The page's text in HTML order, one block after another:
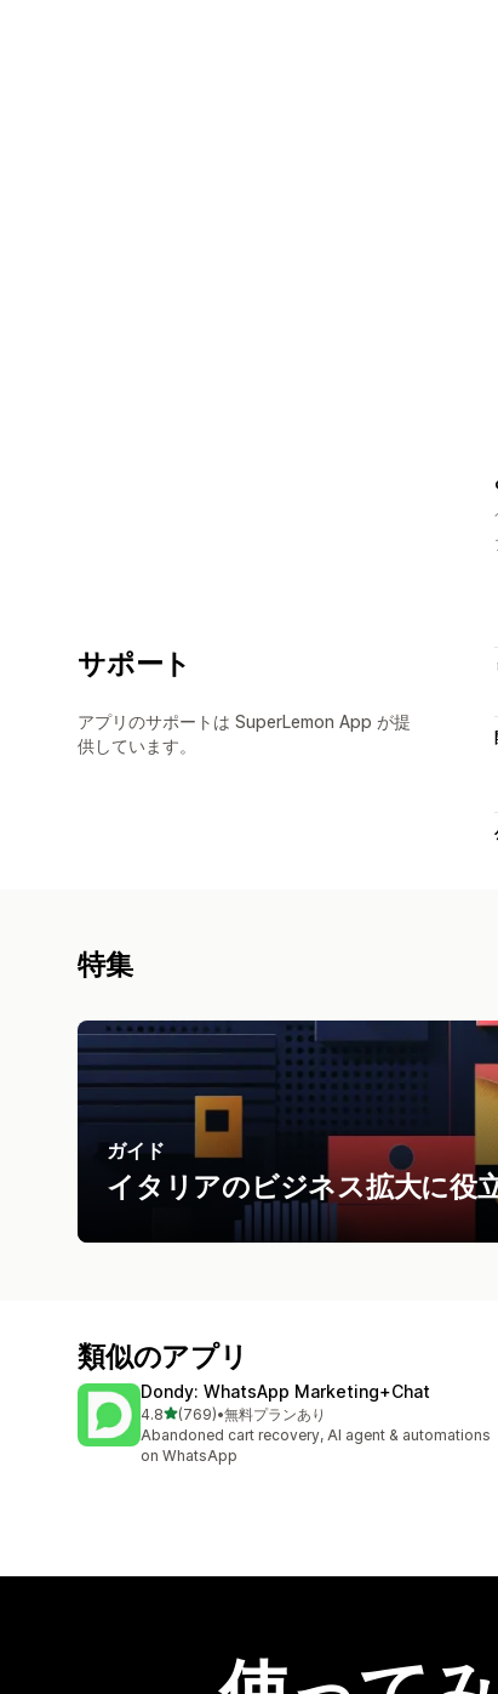
サポート
アプリのサポートは SuperLemon App が提
供しています。
特集
ガイド
イタリアのビジネス拡大に役
類似のアプリ
Dondy: WhatsApp Marketing+Chat
4.85つ星中
(769)
合計レビュー数：769件
•無料プランあり
Abandoned cart recovery, AI agent & automations
on WhatsApp